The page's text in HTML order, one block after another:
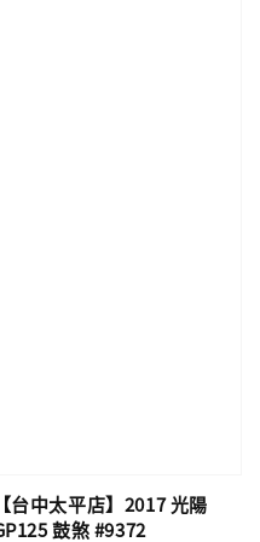
【台中太平店】2017 光陽
鼓煞 #9372